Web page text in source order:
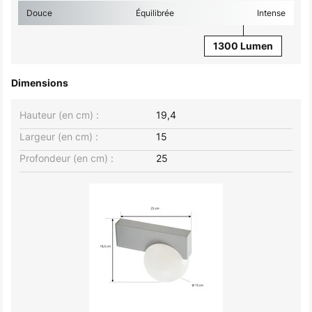
Douce Équilibrée Intense
1300 Lumen
Dimensions
Largeur (en cm) : 15
Hauteur (en cm) : 19,4
Profondeur (en cm) : 25